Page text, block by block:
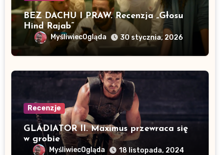
BEZ DACHU I PRAW. Recenzja „Głosu
Hind Rajab”
MyśliwiecOgląda 30 stycznia, 2026
Recenzje
GLADIATOR II. Maximus przewraca się
w grobie
MyśliwiecOgląda 18 listopada, 2024